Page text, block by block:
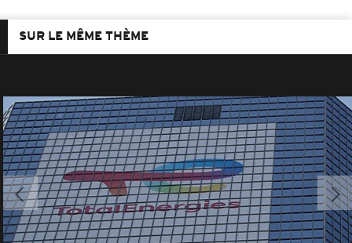
SUR LE MÊME THÈME